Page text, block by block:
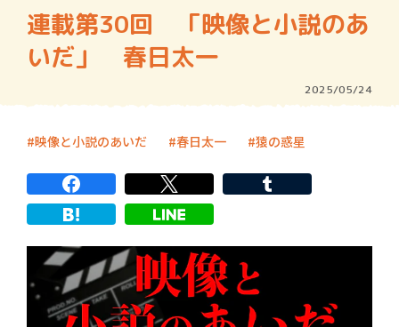
連載第30回 「映像と小説のあ
いだ」 春日太一
2025/05/24
映像と小説のあいだ 春日太一 猿の惑星